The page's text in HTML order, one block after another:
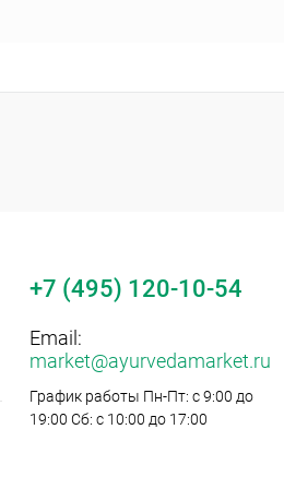
+7 (495) 120-10-54
Email:
market@ayurvedamarket.ru
График работы Пн-Пт: с 9:00 до
19:00 Сб: с 10:00 до 17:00